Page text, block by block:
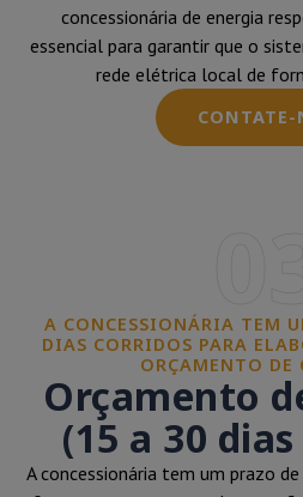
concessionária de energia
essencial para garantir que o
rede elétrica local de
CONTATE-
A CONCESSIONÁRIA TEM
DIAS CORRIDOS PARA
ORÇAMENTO DE
Orçamento
(15 a 30
A concessionária tem um prazo